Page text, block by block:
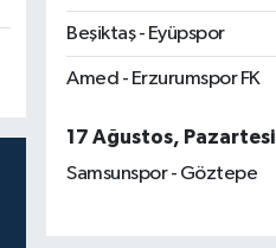
Beşiktaş - Eyüpspor
Amed - Erzurumspor FK
17 Ağustos, Pazartesi
Samsunspor - Göztepe